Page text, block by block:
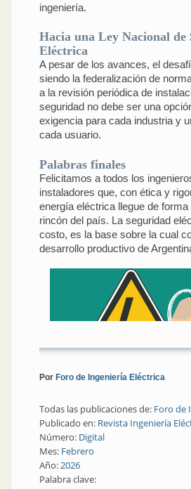
ingeniería.
Hacia una Ley Nacional de
Eléctrica
A pesar de los avances, el
siendo la federalización de
a la revisión periódica de
seguridad no debe ser una
exigencia para cada industria y
cada usuario.
Palabras finales
Felicitamos a todos los
instaladores que, con ética y
energía eléctrica llegue de
rincón del país. La seguridad
costo, es la base sobre la cual
desarrollo productivo de
Por Foro de Ingeniería Eléctrica
Todas las publicaciones de: Foro de
Publicado en: Revista Ingeniería
Número: Digital
Mes: Febrero
Año:2026
Palabra clave: